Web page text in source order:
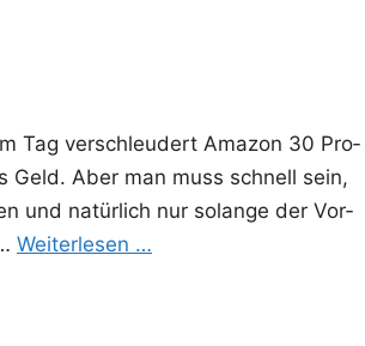
Tag ver­schleu­dert Ama­zon 30 Pro­
Aber man muss schnell sein,
und natür­lich nur solan­ge der Vor­
Wei­ter­le­sen …